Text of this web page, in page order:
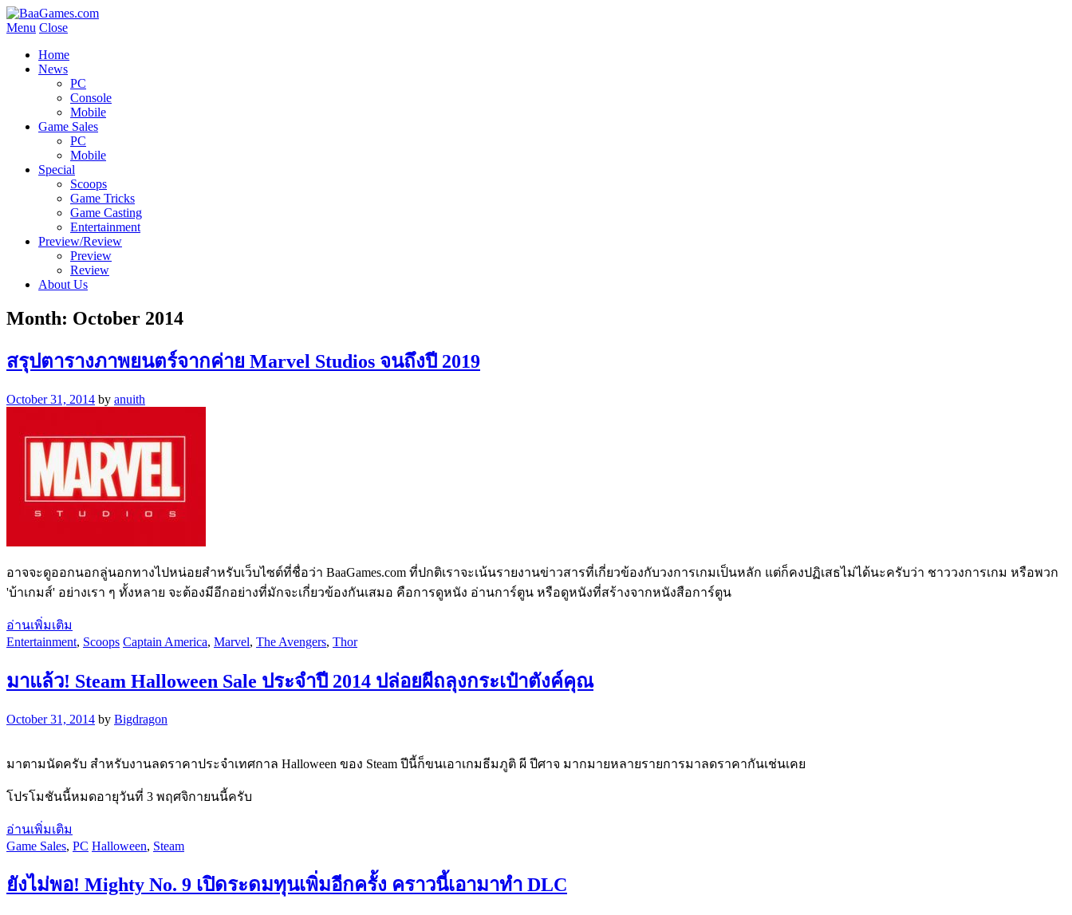
Menu Close
Home
News
PC
Console
Mobile
Game Sales
PC
Mobile
Special
Scoops
Game Tricks
Game Casting
Entertainment
Preview/Review
Preview
Review
About Us
Month: October 2014
สรุปตารางภาพยนตร์จากค่าย Marvel Studios จนถึงปี 2019
October 31, 2014 by anuith
อาจจะดูออกนอกลู่นอกทางไปหน่อยสำหรับเว็บไซต์ที่ชื่อว่า BaaGames.com ที่ปกติเราจะเน้นรายงานข่าวสารที่เกี่ยวข้องกับวงการเกมเป็นหลัก แต่ก็คงปฏิเสธไม่ได้นะครับว่า ชาววงการเกม หรือพวก
'บ้าเกมส์' อย่างเรา ๆ ทั้งหลาย จะต้องมีอีกอย่างที่มักจะเกี่ยวข้องกันเสมอ คือการดูหนัง อ่านการ์ตูน หรือดูหนังที่สร้างจากหนังสือการ์ตูน
อ่านเพิ่มเติม
Entertainment, Scoops Captain America, Marvel, The Avengers, Thor
มาแล้ว! Steam Halloween Sale ประจำปี 2014 ปล่อยผีถลุงกระเป๋าตังค์คุณ
October 31, 2014 by Bigdragon
มาตามนัดครับ สำหรับงานลดราคาประจำเทศกาล Halloween ของ Steam ปีนี้ก็ขนเอาเกมธีมภูติ ผี ปีศาจ มากมายหลายรายการมาลดราคากันเช่นเคย
โปรโมชันนี้หมดอายุวันที่ 3 พฤศจิกายนนี้ครับ
อ่านเพิ่มเติม
Game Sales, PC Halloween, Steam
ยังไม่พอ! Mighty No. 9 เปิดระดมทุนเพิ่มอีกครั้ง คราวนี้เอามาทำ DLC